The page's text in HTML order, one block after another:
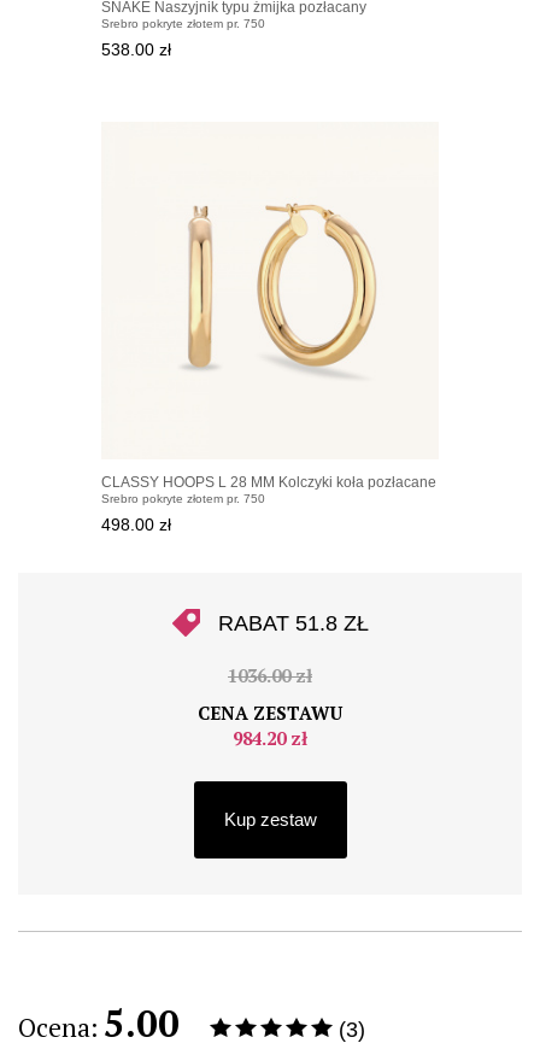
SNAKE Naszyjnik typu żmijka pozłacany
Srebro pokryte złotem pr. 750
538.00 zł
CLASSY HOOPS L 28 MM Kolczyki koła pozłacane
Srebro pokryte złotem pr. 750
498.00 zł
RABAT 51.8 ZŁ
1036.00 zł
CENA ZESTAWU
984.20 zł
Kup zestaw
Ocena: 5.00 (3)